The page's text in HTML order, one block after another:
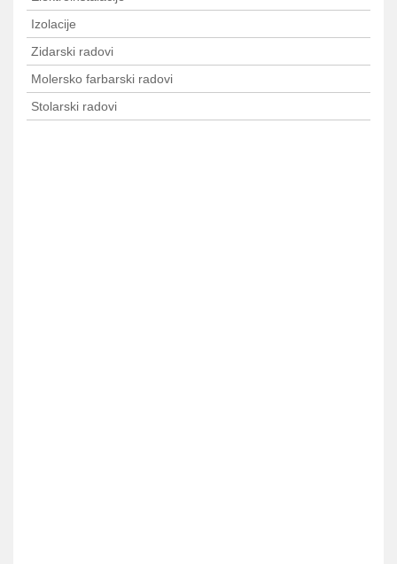
Izolacije
Zidarski radovi
Molersko farbarski radovi
Stolarski radovi